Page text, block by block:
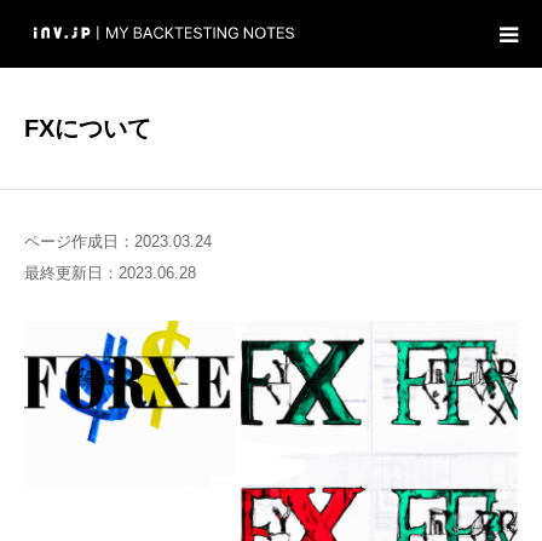
FXについて
ページ作成日：2023.03.24
最終更新日：2023.06.28
ブログ